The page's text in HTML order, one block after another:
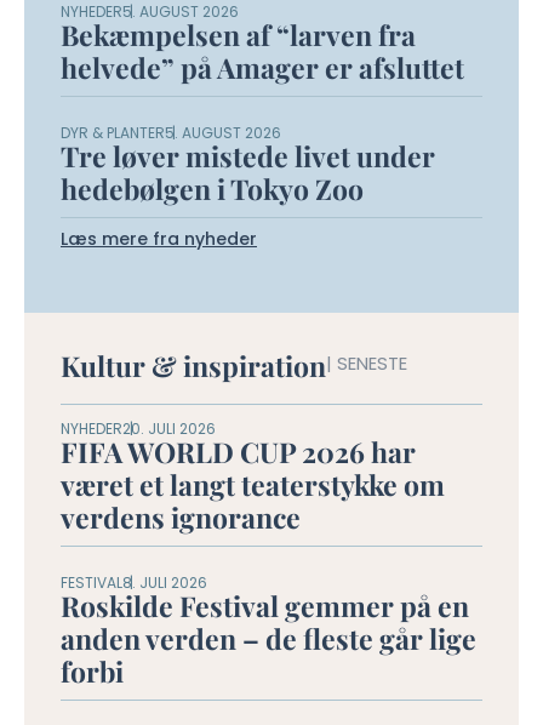
NYHEDER5. AUGUST 2026
Bekæmpelsen af “larven fra
helvede” på Amager er afsluttet
DYR & PLANTER5. AUGUST 2026
Tre løver mistede livet under
hedebølgen i Tokyo Zoo
Læs mere fra nyheder
Kultur & inspiration| SENESTE
NYHEDER20. JULI 2026
FIFA WORLD CUP 2026 har
været et langt teaterstykke om
verdens ignorance
FESTIVAL8. JULI 2026
Roskilde Festival gemmer på en
anden verden – de fleste går lige
forbi